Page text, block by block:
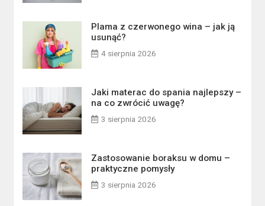
Plama z czerwonego wina – jak ją
usunąć?
4 sierpnia 2026
Jaki materac do spania najlepszy –
na co zwrócić uwagę?
3 sierpnia 2026
Zastosowanie boraksu w domu –
praktyczne pomysły
3 sierpnia 2026